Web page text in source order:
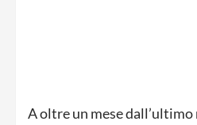
A oltre un mese